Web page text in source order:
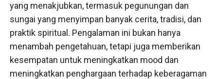
yang menakjubkan, termasuk pegunungan dan
sungai yang menyimpan banyak cerita, tradisi, dan
praktik spiritual. Pengalaman ini bukan hanya
menambah pengetahuan, tetapi juga memberikan
kesempatan untuk meningkatkan mood dan
meningkatkan penghargaan terhadap keberagaman